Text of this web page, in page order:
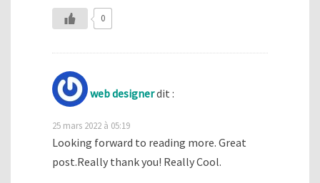
0
web designerdit :
25 mars 2022 à 05:19
Looking forward to reading more. Great
post.Really thank you! Really Cool.